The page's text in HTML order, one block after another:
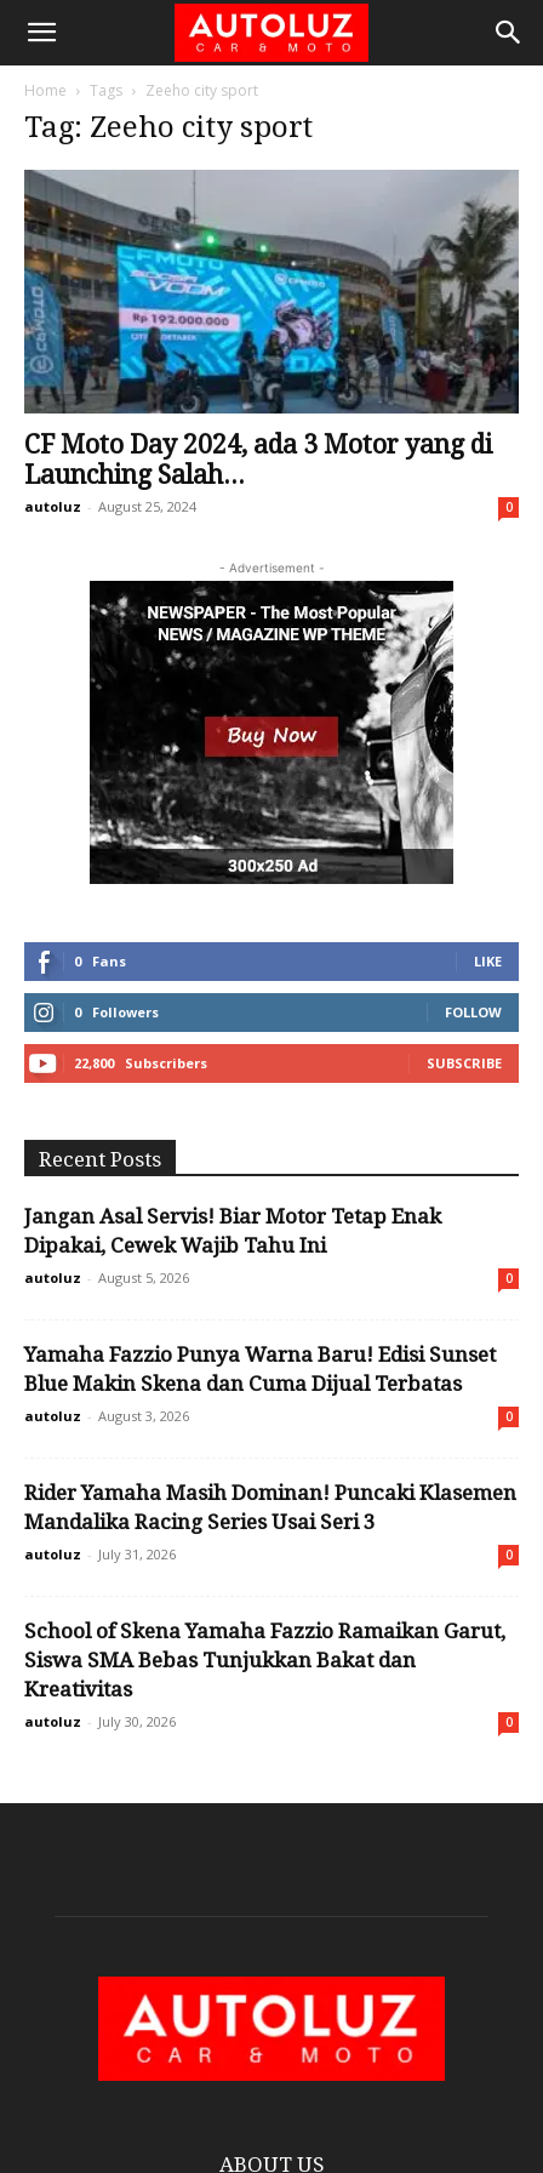
Home Tags Zeeho city sport
Tag: Zeeho city sport
CF Moto Day 2024, ada 3 Motor yang di
Launching Salah...
autoluz - August 25, 2024 0
- Advertisement -
0 Fans LIKE
0 Followers FOLLOW
22,800 Subscribers SUBSCRIBE
Recent Posts
Jangan Asal Servis! Biar Motor Tetap Enak
Dipakai, Cewek Wajib Tahu Ini
autoluz - August 5, 2026 0
Yamaha Fazzio Punya Warna Baru! Edisi Sunset
Blue Makin Skena dan Cuma Dijual Terbatas
autoluz - August 3, 2026 0
Rider Yamaha Masih Dominan! Puncaki Klasemen
Mandalika Racing Series Usai Seri 3
autoluz - July 31, 2026 0
School of Skena Yamaha Fazzio Ramaikan Garut,
Siswa SMA Bebas Tunjukkan Bakat dan
Kreativitas
autoluz - July 30, 2026 0
ABOUT US